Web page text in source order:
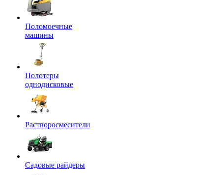
Поломоечные
машины
Полотеры
однодисковые
Растворосмесители
Садовые райдеры